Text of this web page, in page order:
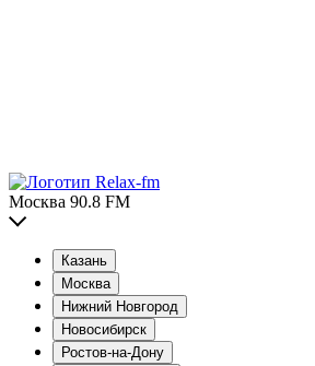
Москва 90.8 FM
Казань
Москва
Нижний Новгород
Новосибирск
Ростов-на-Дону